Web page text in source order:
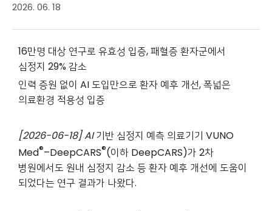
2026. 06. 18
16만명 대상 연구로 유효성 입증, 패혈증 환자군에서
심정지 29% 감소
인력 증원 없이 AI 도입만으로 환자 예후 개선, 폭넓은
의료환경 적용성 입증
[2026-06-18] AI기반 심정지 예측 의료기기 VUNO
Med®–DeepCARS®(이하 DeepCARS)가 2차
병원에서도 원내 심정지 감소 등 환자 예후 개선에 도움이
되었다는 연구 결과가 나왔다.